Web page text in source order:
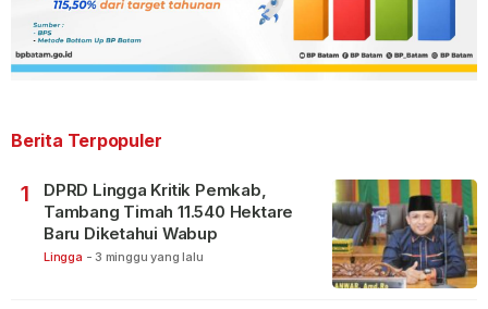
Berita Terpopuler
1
DPRD Lingga Kritik Pemkab,
Tambang Timah 11.540 Hektare
Baru Diketahui Wabup
Lingga - 3 minggu yang lalu